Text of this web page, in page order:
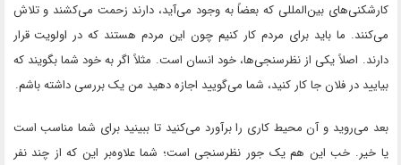
کارشکنی‌های بین‌المللی که بعضاً به وجود می‌آید، دارند زحمت می‌کشند و تلاش
می‌کنند. ما باید برای مردم کار کنیم چون این مردم هستند که در اولویت قرار
دارند. اصلاً یکی از نظرسنجی‌ها، خود انسان است. مثلاً اگر به خود شما بگویند که
بیایید در فلان جا کار کنید، شما می‌گویید اجازه دهید من یک بررسی داشته باشم.
بعد می‌روید و آن محیط کاری را برآورد می‌کنید تا ببینید برای شما مناسب است
یا خیر. خب این هم یک جور نظرسنجی است؛ شما علاوه‌بر این که از چند نفر